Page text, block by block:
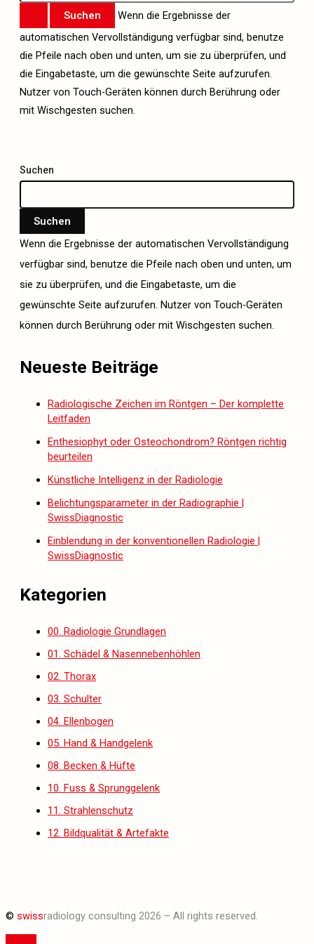
Wenn die Ergebnisse der
automatischen Vervollständigung verfügbar sind, benutze
die Pfeile nach oben und unten, um sie zu überprüfen, und
die Eingabetaste, um die gewünschte Seite aufzurufen.
Nutzer von Touch-Geräten können durch Berührung oder
mit Wischgesten suchen.
Suchen
Suchen
Wenn die Ergebnisse der automatischen Vervollständigung
verfügbar sind, benutze die Pfeile nach oben und unten, um
sie zu überprüfen, und die Eingabetaste, um die
gewünschte Seite aufzurufen. Nutzer von Touch-Geräten
können durch Berührung oder mit Wischgesten suchen.
Neueste Beiträge
Radiologische Zeichen im Röntgen – Der komplette
Leitfaden
Enthesiophyt oder Osteochondrom? Röntgen richtig
beurteilen
Künstliche Intelligenz in der Radiologie
Belichtungsparameter in der Radiographie |
SwissDiagnostic
Einblendung in der konventionellen Radiologie |
SwissDiagnostic
Kategorien
00. Radiologie Grundlagen
01. Schädel & Nasennebenhöhlen
02. Thorax
03. Schulter
04. Ellenbogen
05. Hand & Handgelenk
08. Becken & Hüfte
10. Fuss & Sprunggelenk
11. Strahlenschutz
12. Bildqualität & Artefakte
© swissradiology consulting 2026 – All rights reserved.